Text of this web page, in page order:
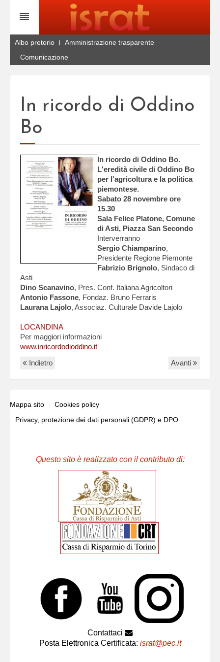
Albo pretorio
Amministrazione trasparente
Comunicazione
In ricordo di Oddino
Bo
In ricordo di Oddino Bo.
L'eredità civile di Oddino Bo
per l'agricoltura e la politica
piemontese.
Sabato 28 novembre ore
15.30
Sala Felice Platone, Comune
di Asti, Piazza San Secondo
Interverranno
Sergio Chiamparino,
Presidente Regione Piemonte
Fabrizio Brignolo, Sindaco di
Asti
Dino Scanavino, Pres. Conf. Italiana Agricoltori
Antonio Fassone, Fondaz. Bruno Ferraris
Laurana Lajolo, Associaz. Culturale Davide Lajolo
LOCANDINA
Per maggiori informazioni
www.inricordodioddino.it
Indietro
Avanti
Mappa sito
Cookies policy
Privacy, protezione dei dati personali (GDPR) e DPO
Questo sito è realizzato con il contributo di:
Contattaci
Posta Elettronica Certificata: israt@pec.it